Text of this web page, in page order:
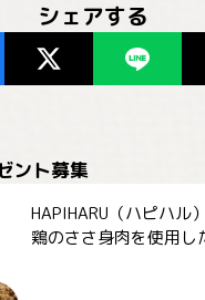
シェアする
ント募集
HAPIHARU（ハピハル
鶏のささ身肉を使用し